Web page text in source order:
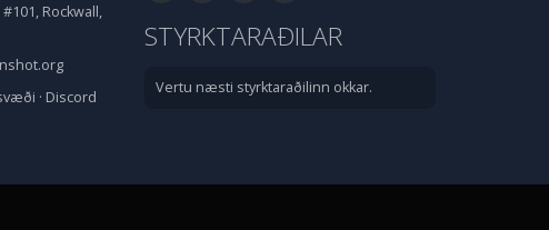
Rockwall,
· Discord
STYRKTARAÐILAR
Vertu næsti styrktaraðilinn okkar.